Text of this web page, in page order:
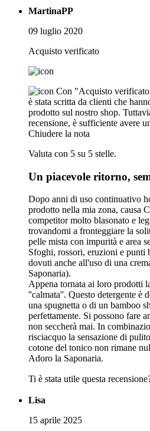
MartinaPP
09 luglio 2020
Acquisto verificato
Con "Acquisto
è stata scritta da clienti che
prodotto sul nostro shop.
recensione, è sufficiente avere
Chiudere la nota
Valuta con 5 su 5 stelle.
Un piacevole ritorno,
Dopo anni di uso continuativo
prodotto nella mia zona, causa
competitor molto blasonato e
trovandomi a fronteggiare la
pelle mista con impurità e area
Sfoghi, rossori, eruzioni e punti
dovuti anche all'uso di una
Saponaria).
Appena tornata ai loro prodotti
''calmata''. Questo detergente è
una spugnetta o di un bamboo
perfettamente. Si possono fare
non seccherà mai. In
risciacquo la sensazione di
cotone del tonico non rimane
Adoro la Saponaria.
Ti è stata utile questa
Lisa
15 aprile 2025